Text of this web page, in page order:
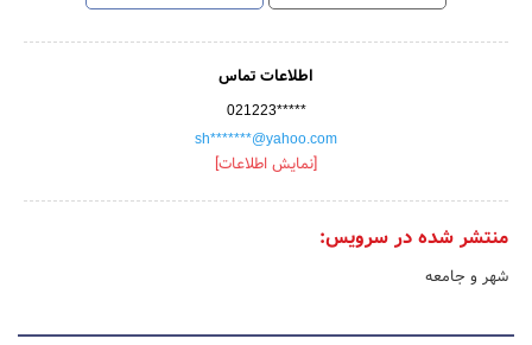
اطلاعات تماس
021223*****
sh*******@yahoo.com
[نمایش اطلاعات]
منتشر شده در سرویس:
شهر و جامعه